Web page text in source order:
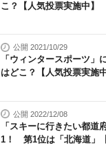
こ？【人気投票実施中】
公開 2021/10/29
「ウィンタースポーツ」
はどこ？【人気投票実施中
公開 2022/12/08
「スキーに行きたい都道
1！ 第1位は「北海道」